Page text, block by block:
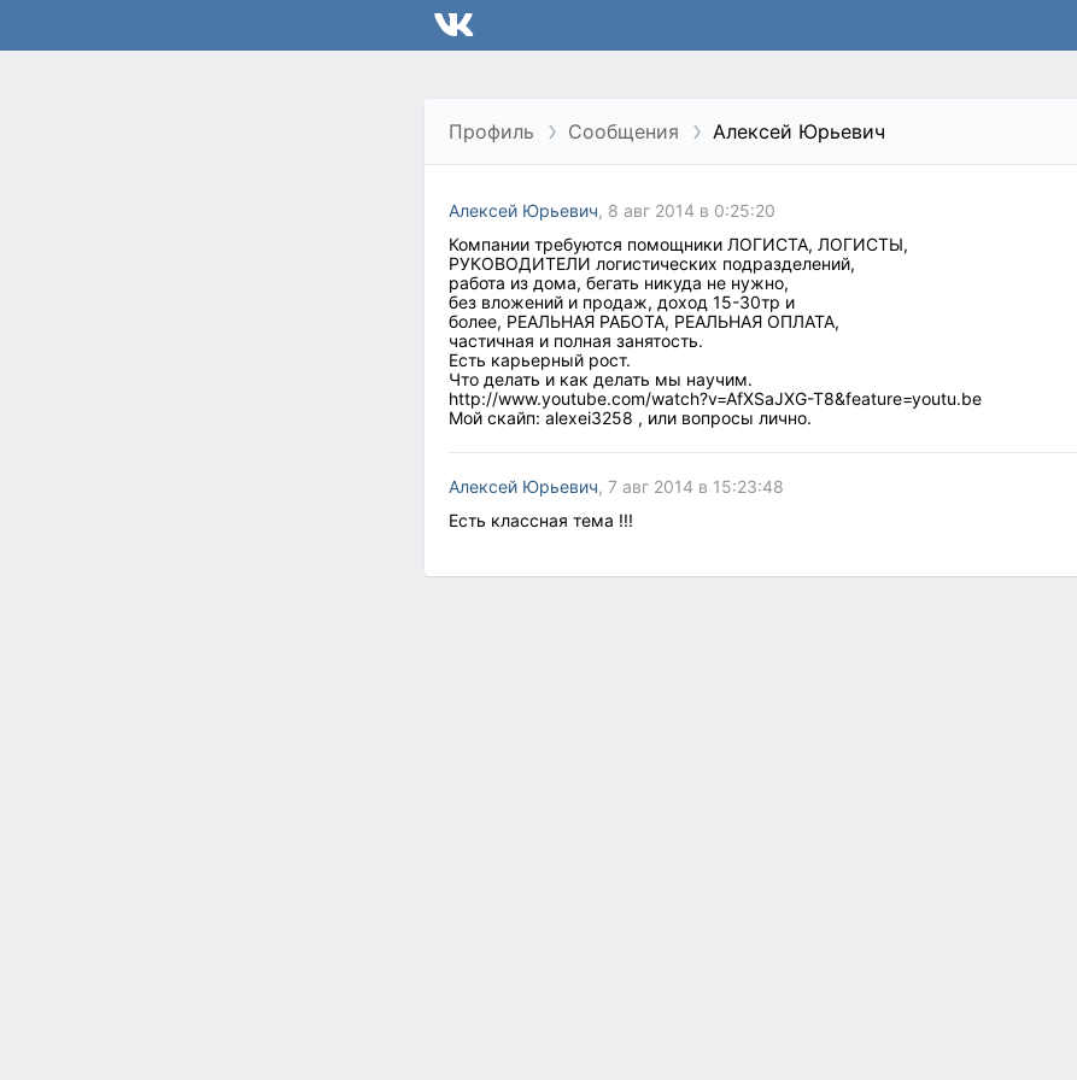
Профиль Сообщения Алексей Юрьевич
Алексей Юрьевич, 8 авг 2014 в 0:25:20
Компании требуются помощники ЛОГИСТА, ЛОГИСТЫ,
РУКОВОДИТЕЛИ логистических подразделений,
работа из дома, бегать никуда не нужно,
без вложений и продаж, доход 15-30тр и
более, РЕАЛЬНАЯ РАБОТА, РЕАЛЬНАЯ ОПЛАТА,
частичная и полная занятость.
Есть карьерный рост.
Что делать и как делать мы научим.
http://www.youtube.com/watch?v=AfXSaJXG-T8&feature=youtu.be
Мой скайп: alexei3258 , или вопросы лично.
Алексей Юрьевич, 7 авг 2014 в 15:23:48
Есть классная тема !!!